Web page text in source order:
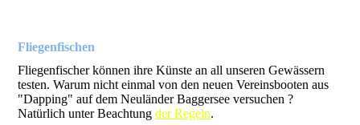
Fliegenfischen
Fliegenfischer können ihre Künste an all unseren Gewässern
testen. Warum nicht einmal von den neuen Vereinsbooten aus
"Dapping" auf dem Neuländer Baggersee versuchen ?
Natürlich unter Beachtungder Regeln.